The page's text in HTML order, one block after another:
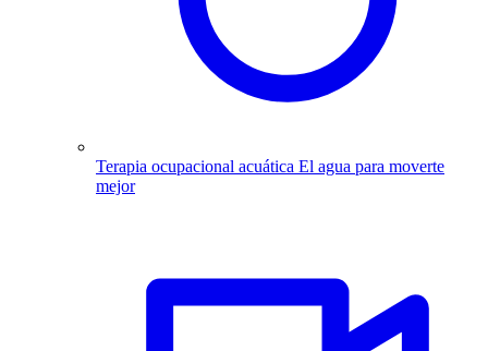
Terapia ocupacional acuática El agua para moverte
mejor